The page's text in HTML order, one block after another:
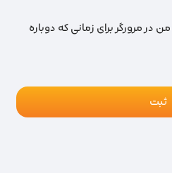
در مرورگر برای زمانی که دوباره